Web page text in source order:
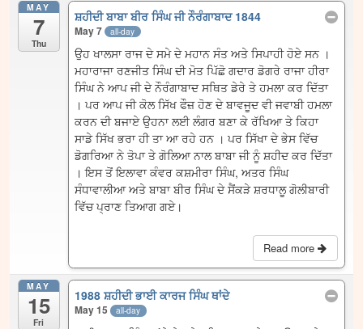
MAY
7
Thu
ਸ਼ਹੀਦੀ ਬਾਬਾ ਬੀਰ ਸਿੰਘ ਜੀ ਨੌਰੰਗਾਬਾਦ 1844
May 7 all-day
ਉਹ ਖਾਲਸਾ ਰਾਜ ਦੇ ਸਮੇ ਦੇ ਮਹਾਨ ਸੰਤ ਅਤੇ ਸਿਪਾਹੀ ਹੋਏ ਸਨ ।
ਮਹਾਰਾਜਾ ਰਣਜੀਤ ਸਿੰਘ ਦੀ ਮੋਤ ਪਿੱਛੋ ਗਦਾਰ ਡੋਗਰੇ ਰਾਜਾ ਹੀਰਾ
ਸਿੰਘ ਨੇ ਆਪ ਜੀ ਦੇ ਨੌਰੰਗਾਬਾਦ ਸਥਿਤ ਡੇਰੇ ਤੇ ਹਮਲਾ ਕਰ ਦਿੱਤਾ
। ਪਰ ਆਪ ਜੀ ਕੋਲ ਸਿੱਖ ਫੌਜ਼ ਹੋਣ ਦੇ ਬਾਵਜੂਦ ਵੀ ਜਵਾਬੀ ਹਮਲਾ
ਕਰਨ ਦੀ ਬਜਾਏ ਉਹਨਾ ਲਈ ਲੰਗਰ ਬਣਾ ਕੇ ਰੱਖਿਆ ਤੇ ਕਿਹਾ
ਸਾਡੇ ਸਿੱਖ ਭਰਾ ਹੀ ਤਾ ਆ ਰਹੇ ਹਨ । ਪਰ ਸਿੱਖਾ ਦੇ ਭੇਸ ਵਿੱਚ
ਡੋਗਰਿਆ ਨੇ ਤੋਪਾ ਤੇ ਗੋਲਿਆ ਨਾਲ ਬਾਬਾ ਜੀ ਨੂੰ ਸ਼ਹੀਦ ਕਰ ਦਿੱਤਾ
। ਇਸ ਤੋਂ ਇਲਾਵਾ ਕੰਵਰ ਕਸ਼ਮੀਰਾ ਸਿੰਘ, ਅਤਰ ਸਿੰਘ
ਸੰਧਾਵਾਲੀਆ ਅਤੇ ਬਾਬਾ ਬੀਰ ਸਿੰਘ ਦੇ ਸੈਂਕੜੇ ਸ਼ਰਧਾਲੂ ਗੋਲੀਬਾਰੀ
ਵਿੱਚ ਪ੍ਰਾਣ ਤਿਆਗ ਗਏ।
Read more
MAY
15
Fri
1988 ਸ਼ਹੀਦੀ ਭਾਈ ਕਾਰਜ ਸਿੰਘ ਥਾਂਦੇ
May 15 all-day